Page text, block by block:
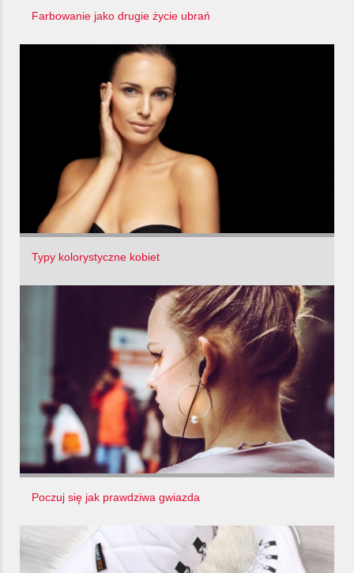
Farbowanie jako drugie życie ubrań
Typy kolorystyczne kobiet
Poczuj się jak prawdziwa gwiazda